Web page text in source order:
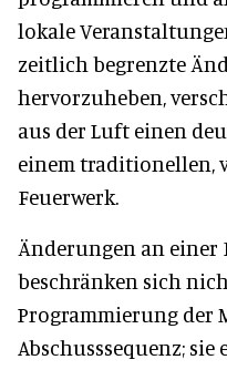
lokale
zeitlich begrenzte
hervorzuheben,
aus der Luft einen
einem traditionellen,
Feuerwerk.
Änderungen an einer
beschränken sich
Programmierung der
Abschusssequenz;